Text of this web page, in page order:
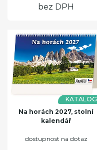
bez DPH
KATALOG
Na horách 2027, stolní
kalendář
dostupnost na dotaz